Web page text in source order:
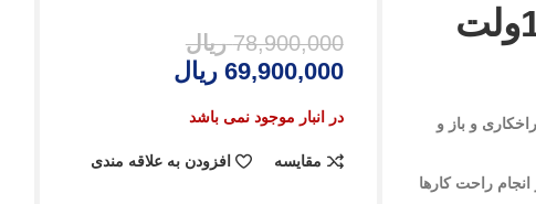
و
78,900,000 ریال
69,900,000 ریال
در انبار موجود نمی باشد
افزودن به علاقه مندی